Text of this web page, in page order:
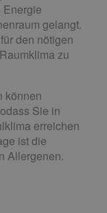
gelangt.
den nötigen
zu
können
Sie in
erreichen
ist die
Allergenen.